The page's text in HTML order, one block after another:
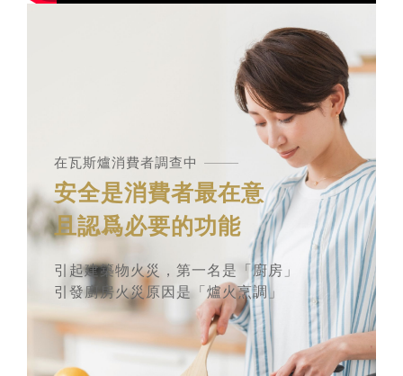
在瓦斯爐消費者調查中
安全是消費者最在意
且認爲必要的功能
引起建築物火災，第一名是「廚房」
引發廚房火災原因是「爐火烹調」